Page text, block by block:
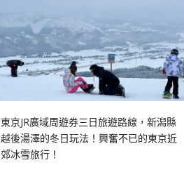
東京JR廣域周遊券三日旅遊路線，新潟縣
越後湯澤的冬日玩法！興奮不已的東京近
郊冰雪旅行！